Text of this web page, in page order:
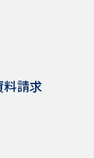
請求